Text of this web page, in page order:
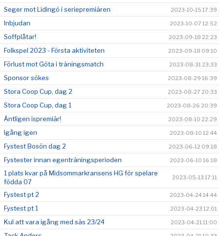
Seger mot Lidingö i seriepremiären 2023-10-15 17:39
Inbjudan 2023-10-07 12:52
Soffplåtar! 2023-09-18 22:23
Folkspel 2023 - Första aktiviteten 2023-09-18 09:10
Förlust mot Göta i träningsmatch 2023-08-31 23:33
Sponsor sökes 2023-08-29 16:39
Stora Coop Cup, dag 2 2023-08-27 20:33
Stora Coop Cup, dag 1 2023-08-26 20:39
Äntligen ispremiär! 2023-08-10 22:29
Igång igen 2023-08-10 12:44
Fystest Bosön dag 2 2023-06-12 09:18
Fystester innan egenträningsperioden 2023-06-10 16:18
1 plats kvar på Midsommarkransens HG för spelare
födda 07
2023-05-13 17:11
Fystest pt 2 2023-04-24 14:44
Fystest pt 1 2023-04-23 12:01
Kul att vara igång med säs 23/24 2023-04-21 11:00